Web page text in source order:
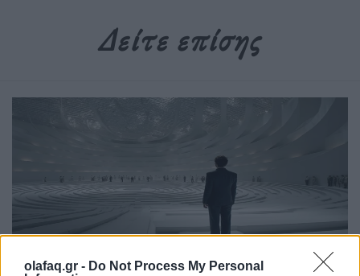
olafaq.gr - Do Not Process My Personal
Δείτε επίσης